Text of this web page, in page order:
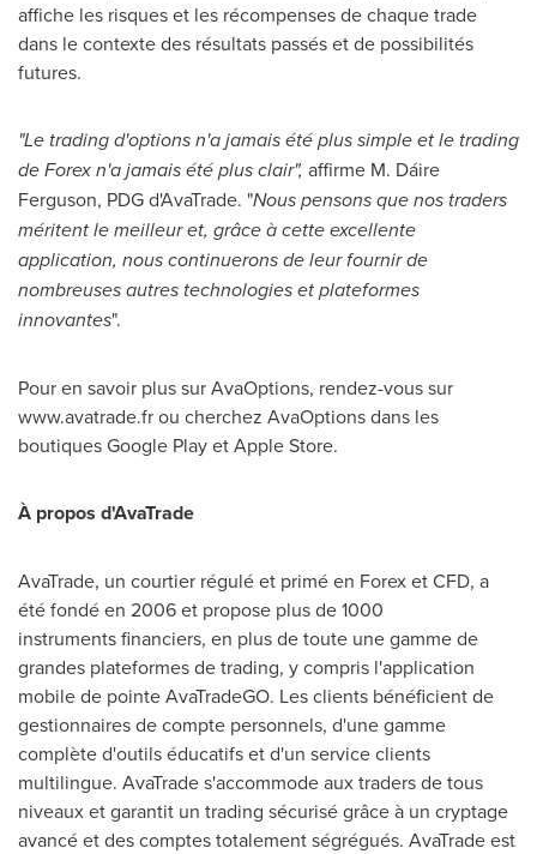
affiche les risques et les récompenses de chaque trade
dans le contexte des résultats passés et de possibilités
futures.
"Le trading d'optionsn'a jamais été plus simple et le trading
deForex n'a jamais été plus clair", affirme M. Dáire
Ferguson, PDG d'AvaTrade. "Nous pensons que nos traders
méritent le meilleur et, grâce à cette excellente
application, nous continuerons de leur fournir de
nombreuses autres technologies et plateformes
innovantes".
Pour en savoir plus sur AvaOptions, rendez-vous sur
www.avatrade.fr ou cherchez AvaOptions dans les
boutiques Google Play et Apple Store.
À propos d'AvaTrade
AvaTrade, un courtier régulé et primé en Forex et CFD, a
été fondé en 2006 et propose plus de 1000
instruments financiers, en plus de toute une gamme de
grandes plateformes de trading, y compris l'application
mobile de pointe AvaTradeGO. Les clients bénéficient de
gestionnaires de compte personnels, d'une gamme
complète d'outils éducatifs et d'un service clients
multilingue. AvaTrade s'accommode aux traders de tous
niveaux et garantit un trading sécurisé grâce à un cryptage
avancé et des comptes totalement ségrégués. AvaTrade est